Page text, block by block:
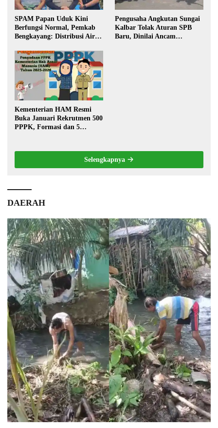
SPAM Papan Uduk Kini
Berfungsi Normal, Pemkab
Bengkayang: Distribusi Air
Warga
Pengusaha Angkutan Sungai
Kalbar Tolak Aturan SPB
Baru, Dinilai Ancam
Kementerian HAM Resmi
Buka Januari Rekrutmen 500
PPPK, Formasi dan 5
Selengkapnya
DAERAH